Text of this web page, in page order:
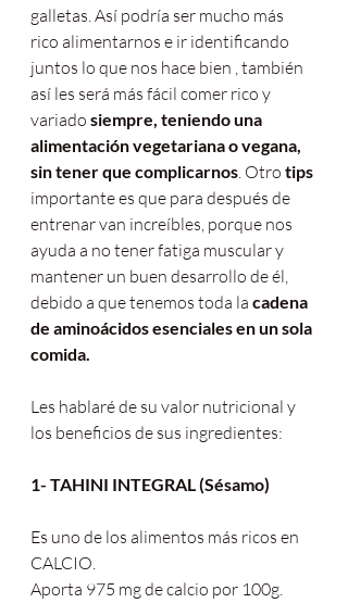
galletas. Así podría ser mucho más
rico alimentarnos e ir identificando
juntos lo que nos hace bien , también
así les será más fácil comer rico y
variado siempre, teniendo una
alimentación vegetariana o vegana,
sin tener que complicarnos. Otro tips
importante es que para después de
entrenar van increíbles, porque nos
ayuda a no tener fatiga muscular y
mantener un buen desarrollo de él,
debido a que tenemos toda la cadena
de aminoácidos esenciales en un sola
comida.
Les hablaré de su valor nutricional y
los beneficios de sus ingredientes:
1- TAHINI INTEGRAL (Sésamo)
Es uno de los alimentos más ricos en
CALCIO.
Aporta 975 mg de calcio por 100g.